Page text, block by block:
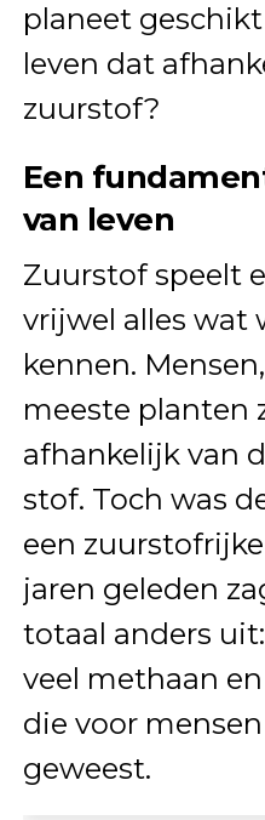
planeet
leven dat
zuurstof?
Een
van leven
Zuurstof speelt
vrijwel alles wat
kennen.
meeste planten
afhankelijk van
stof. Toch was
een
jaren geleden
totaal anders
veel methaan
die voor
geweest.